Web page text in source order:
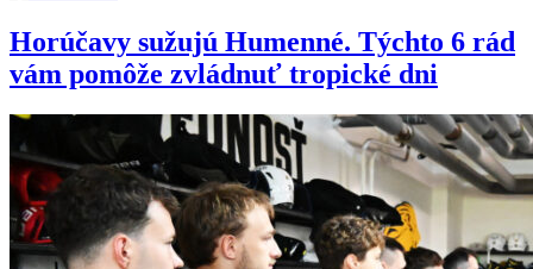
Horúčavy sužujú Humenné. Týchto 6 rád
vám pomôže zvládnuť tropické dni